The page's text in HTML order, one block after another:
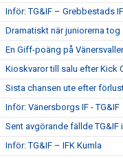
Inför: TG&IF – Grebbestads IF
Dramatiskt när juniorerna tog
En Giff-poäng på
Kioskvaror till salu efter Kick
Sista chansen ute efter
Inför: Vänersborgs IF - TG&IF
Sent avgörande fällde TG&IF
Inför: TG&IF – IFK Kumla